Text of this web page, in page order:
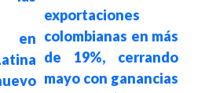
en
exportaciones
colombianas en más
de 19%, cerrando
mayo con ganancias